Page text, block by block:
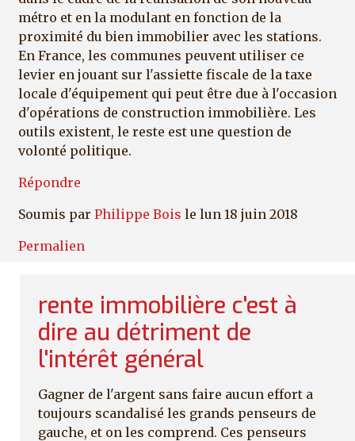
métro et en la modulant en fonction de la
proximité du bien immobilier avec les stations.
En France, les communes peuvent utiliser ce
levier en jouant sur l'assiette fiscale de la taxe
locale d'équipement qui peut être due à l'occasion
d'opérations de construction immobilière. Les
outils existent, le reste est une question de
volonté politique.
Répondre
Soumis par Philippe Bois le lun 18 juin 2018
Permalien
rente immobilière c'est à
dire au détriment de
l'intérêt général
Gagner de l'argent sans faire aucun effort a
toujours scandalisé les grands penseurs de
gauche, et on les comprend. Ces penseurs